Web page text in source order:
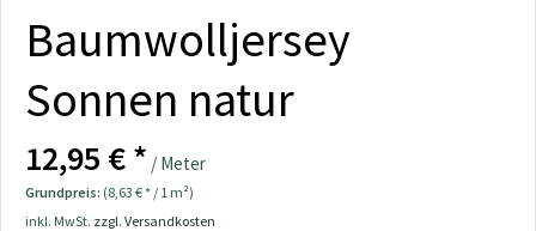
Baumwolljersey
Sonnen natur
12,95 € * / Meter
Grundpreis: (8,63 € * / 1 m²)
inkl. MwSt. zzgl. Versandkosten